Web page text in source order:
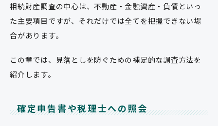
相続財産調査の中心は、不動産・金融資産・負債といっ
た主要項目ですが、それだけでは全てを把握できない場
合があります。
この章では、見落としを防ぐための補足的な調査方法を
紹介します。
確定申告書や税理士への照会